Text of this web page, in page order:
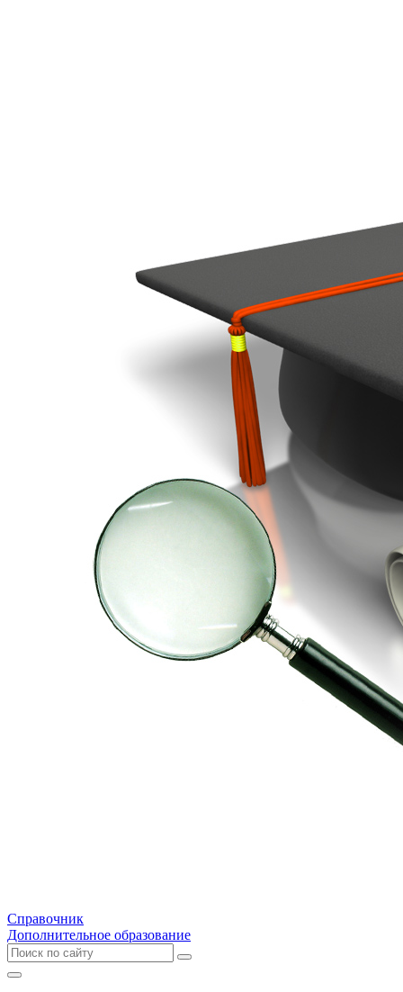
Справочник
Дополнительное образование